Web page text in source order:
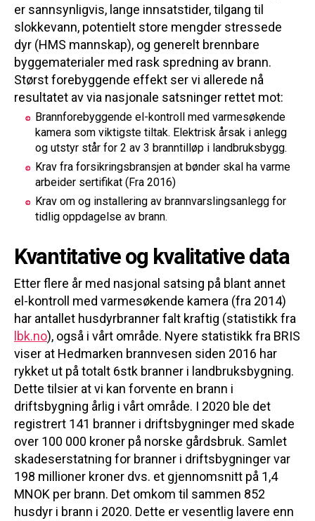
er sannsynligvis, lange innsatstider, tilgang til
slokkevann, potentielt store mengder stressede
dyr (HMS mannskap), og generelt brennbare
byggematerialer med rask spredning av brann.
Størst forebyggende effekt ser vi allerede nå
resultatet av via nasjonale satsninger rettet mot:
Brannforebyggende el-kontroll med varmesøkende
kamera som viktigste tiltak. Elektrisk årsak i anlegg
og utstyr står for 2 av 3 branntilløp i landbruksbygg.
Krav fra forsikringsbransjen at bønder skal ha varme
arbeider sertifikat (Fra 2016)
Krav om og installering av brannvarslingsanlegg for
tidlig oppdagelse av brann.
Kvantitative og kvalitative data
Etter flere år med nasjonal satsing på blant annet
el-kontroll med varmesøkende kamera (fra 2014)
har antallet husdyrbranner falt kraftig (statistikk fra
lbk.no), også i vårt område. Nyere statistikk fra BRIS
viser at Hedmarken brannvesen siden 2016 har
rykket ut på totalt 6stk branner i landbruksbygning.
Dette tilsier at vi kan forvente en brann i
driftsbygning årlig i vårt område. I 2020 ble det
registrert 141 branner i driftsbygninger med skade
over 100 000 kroner på norske gårdsbruk. Samlet
skadeserstatning for branner i driftsbygninger var
198 millioner kroner dvs. et gjennomsnitt på 1,4
MNOK per brann. Det omkom til sammen 852
husdyr i brann i 2020. Dette er vesentlig lavere enn